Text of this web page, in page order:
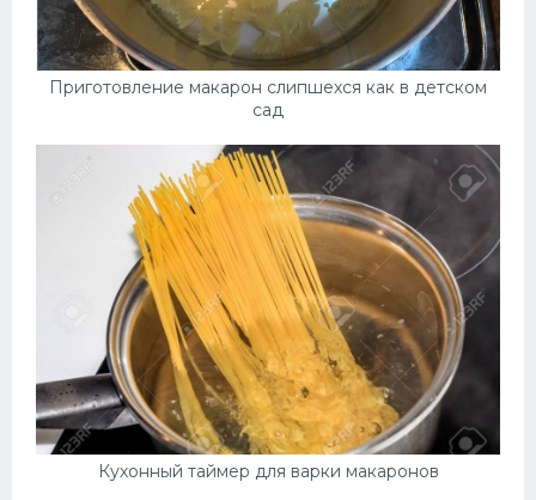
Приготовление макарон слипшехся как в детском
сад
Кухонный таймер для варки макаронов